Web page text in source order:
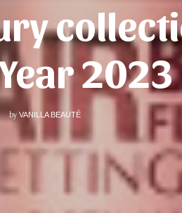
2023
by VANILLA BEAUTÉ